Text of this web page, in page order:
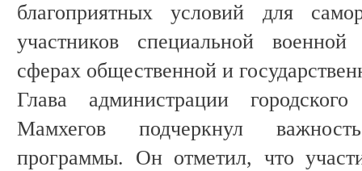
благоприятных условий для
участников специальной
сферах общественной и
Глава администрации
Мамхегов подчеркнул
программы. Он отметил, что